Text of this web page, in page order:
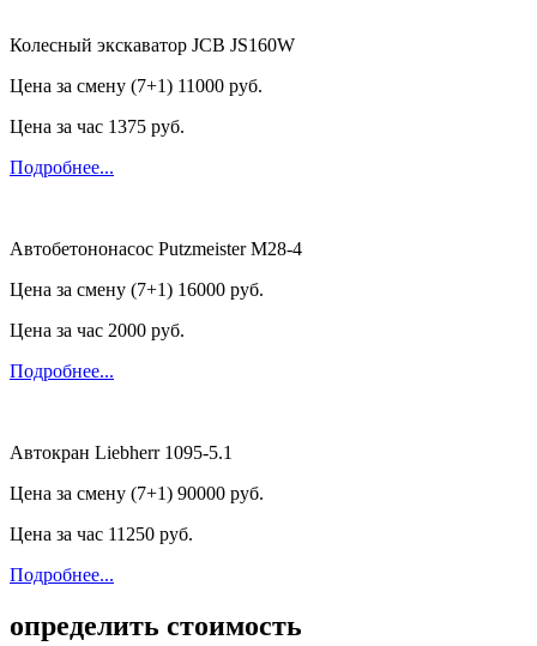
Колесный экскаватор JCB JS160W
Цена за смену (7+1) 11000 руб.
Цена за час 1375 руб.
Подробнее...
Автобетононасос Putzmeister M28-4
Цена за смену (7+1) 16000 руб.
Цена за час 2000 руб.
Подробнее...
Автокран Liebherr 1095-5.1
Цена за смену (7+1) 90000 руб.
Цена за час 11250 руб.
Подробнее...
определить стоимость